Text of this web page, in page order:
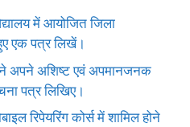
में आयोजित जिला
एक पत्र लिखें।
अपने अशिष्ट एवं अपमानजनक
पत्र लिखिए।
रिपेयरिंग कोर्स में शामिल होने